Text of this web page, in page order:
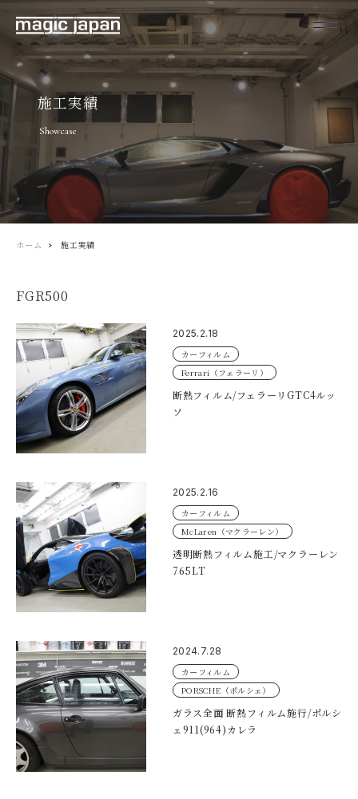
施工実績
Showcase
ホーム 施工実績
FGR500
2025.2.18
カーフィルム
Ferrari（フェラーリ）
断熱フィルム/フェラーリGTC4ルッ
ソ
2025.2.16
カーフィルム
McLaren（マクラーレン）
透明断熱フィルム施工/マクラーレン
765LT
2024.7.28
カーフィルム
PORSCHE（ポルシェ）
ガラス全面 断熱フィルム施行/ポルシ
ェ911(964)カレラ